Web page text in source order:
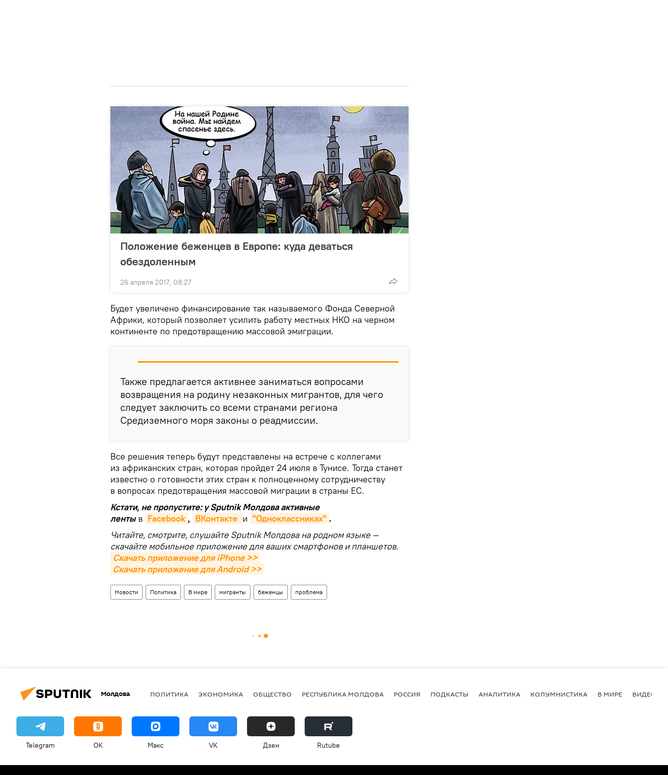
Положение беженцев в Европе: куда деваться
обездоленным
26 апреля 2017, 08:27
Будет увеличено финансирование так называемого Фонда Северной
Африки, который позволяет усилить работу местных НКО на черном
континенте по предотвращению массовой эмиграции.
Также предлагается активнее заниматься вопросами
возвращения на родину незаконных мигрантов, для чего
следует заключить со всеми странами региона
Средиземного моря законы о реадмиссии.
Все решения теперь будут представлены на встрече с коллегами
из африканских стран, которая пройдет 24 июля в Тунисе. Тогда станет
известно о готовности этих стран к полноценному сотрудничеству
в вопросах предотвращения массовой миграции в страны ЕС.
Кстати, не пропустите: у Sputnik Молдова активные
ленты в Facebook , ВКонтакте и "Одноклассниках" .
Читайте, смотрите, слушайте Sputnik Молдова на родном языке —
скачайте мобильное приложение для ваших смартфонов и планшетов.
Скачать приложение для iPhone >>
Скачать приложение для Android >>
Новости Политика В мире мигранты беженцы проблема
Молдова ПОЛИТИКА ЭКОНОМИКА ОБЩЕСТВО РЕСПУБЛИКА МОЛДОВА РОССИЯ ПОДКАСТЫ АНАЛИТИКА КОЛУМНИСТИКА В МИРЕ ВИДЕО
Telegram OK Макс VK Дзен Rutube